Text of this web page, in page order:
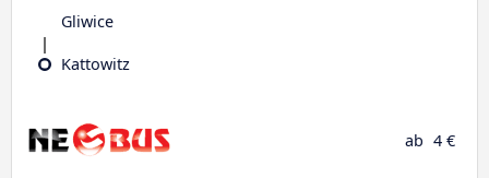
Gliwice
Kattowitz
ab 4 €